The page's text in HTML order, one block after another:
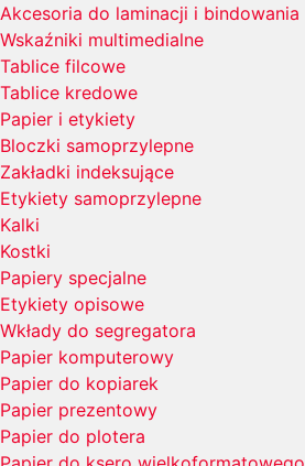
Akcesoria do laminacji i bindowania
Wskaźniki multimedialne
Tablice filcowe
Tablice kredowe
Papier i etykiety
Bloczki samoprzylepne
Zakładki indeksujące
Etykiety samoprzylepne
Kalki
Kostki
Papiery specjalne
Etykiety opisowe
Wkłady do segregatora
Papier komputerowy
Papier do kopiarek
Papier prezentowy
Papier do plotera